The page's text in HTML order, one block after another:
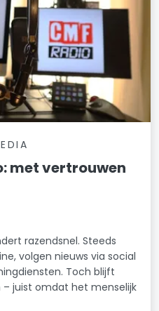
met vertrouwen
razendsnel. Steeds
volgen nieuws via social
Toch blijft
juist omdat het menselijk